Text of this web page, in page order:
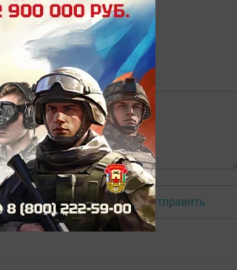
Авторизоваться Отправить